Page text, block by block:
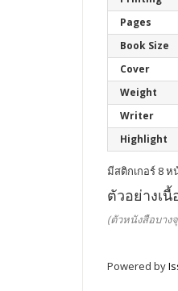
Pages
Book Size
Cover
Weight
Writer
Highlight
มีสติกเกอร์ 8 ห
ตัวอย่างเ
(ตัวหนังสือบาง
Powered by